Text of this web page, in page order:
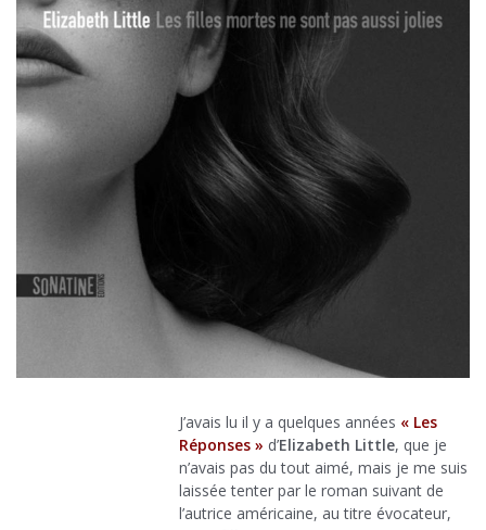
J’avais lu il y a quelques années « Les
Réponses » d’Elizabeth Little, que je
n’avais pas du tout aimé, mais je me suis
laissée tenter par le roman suivant de
l’autrice américaine, au titre évocateur,